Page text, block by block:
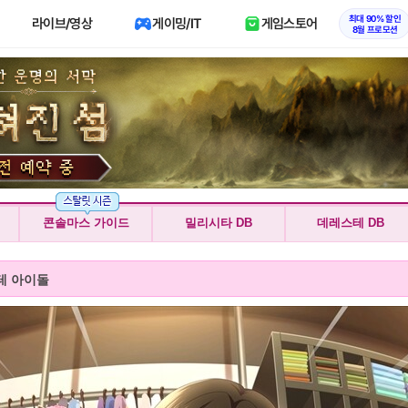
라이브/영상 게이밍/IT 게임스토어
최대 90% 할인
8월 프로모션
콘솔마스 가이드 밀리시타 DB 데레스테 DB
아이돌